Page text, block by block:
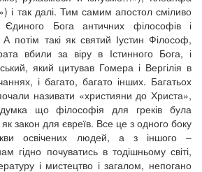
так далі. Тим самим апостол сміливо
Єдиного Бога античних філософів і
потім такі як святий Іустин Філософ,
вбили за віру в Істинного Бога, і
який цитував Гомера і Вергілія в
і багато, багато інших. Багатьох
називати «християни до Христа»,
думка що філософія для греків була
закон для євреїв. Все це з одного боку
освічених людей, а з іншого –
гідно почуватись в тодішньому світі,
і мистецтво і загалом, непогано